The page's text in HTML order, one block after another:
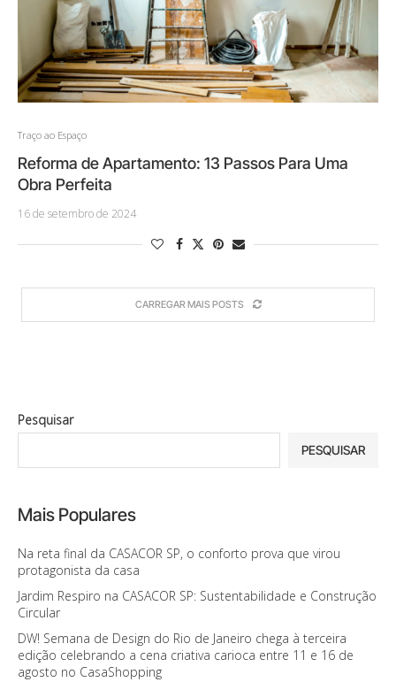
Traço ao Espaço
Reforma de Apartamento: 13 Passos Para Uma
Obra Perfeita
16 de setembro de 2024
CARREGAR MAIS POSTS
Pesquisar
PESQUISAR
Mais Populares
Na reta final da CASACOR SP, o conforto prova que virou
protagonista da casa
Jardim Respiro na CASACOR SP: Sustentabilidade e Construção
Circular
DW! Semana de Design do Rio de Janeiro chega à terceira
edição celebrando a cena criativa carioca entre 11 e 16 de
agosto no CasaShopping